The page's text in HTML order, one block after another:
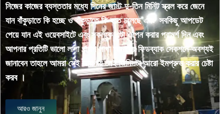
নিজের কাজের ব্যস্ততার মধ্যে দিনের জাস্ট দু-তিন মিনিট স্ক্রল করে জেনে
যান বাঁকুড়াতে কি হচ্ছে ও বাঁকুড়াতে কি হতে চলেছে এবং সবকিছু আপডেট
পেয়ে যান এই ওয়েবসাইটে এবং সকলকে এটা ওপেন করার পরামর্শ দিন এবং
আপনার প্রতিটি ভালো লাগা খারাপ লাগা আমাদের ফিডব্যাক সেকশনে অবশ্যই
জানাবেন তাহলে আমরা সেই জায়গায় সেই জিনিসটা আরো ইমপ্রুভ করার চেষ্টা
করব ।
আরও জানুন